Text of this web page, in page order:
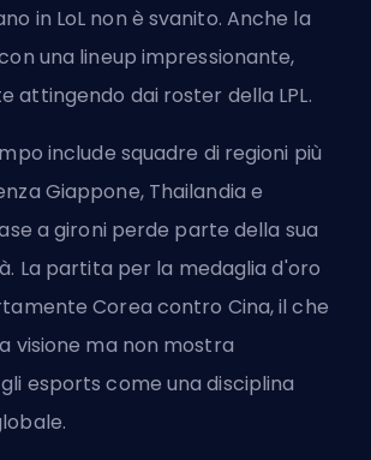
in LoL non è svanito. Anche la
una lineup impressionante,
attingendo dai roster della LPL.
include squadre di regioni più
Giappone, Thailandia e
a gironi perde parte della sua
La partita per la medaglia d'oro
Corea contro Cina, il che
visione ma non mostra
esports come una disciplina